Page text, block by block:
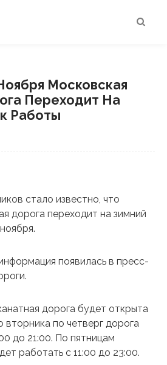
Московская
Переходит На
Работы
стало известно, что
дорога переходит на зимний
появилась в пресс-
дорога будет открыта
вторника по четверг дорога
до 21:00. По пятницам
работать с 11:00 до 23:00.